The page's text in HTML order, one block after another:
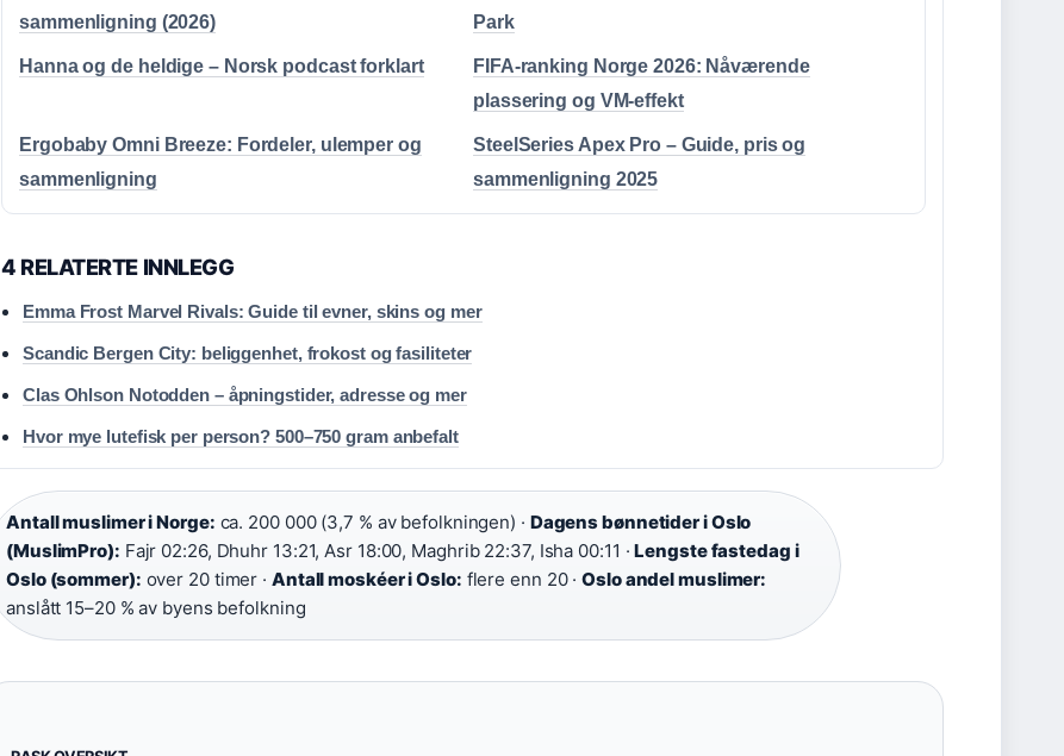
sammenligning (2026)
Park
Hanna og de heldige – Norsk podcast forklart
FIFA-ranking Norge 2026: Nåværende
plassering og VM-effekt
Ergobaby Omni Breeze: Fordeler, ulemper og
sammenligning
SteelSeries Apex Pro – Guide, pris og
sammenligning 2025
4 RELATERTE INNLEGG
Emma Frost Marvel Rivals: Guide til evner, skins og mer
Scandic Bergen City: beliggenhet, frokost og fasiliteter
Clas Ohlson Notodden – åpningstider, adresse og mer
Hvor mye lutefisk per person? 500–750 gram anbefalt
Antall muslimer i Norge: ca. 200 000 (3,7 % av befolkningen) · Dagens bønnetider i Oslo
(MuslimPro): Fajr 02:26, Dhuhr 13:21, Asr 18:00, Maghrib 22:37, Isha 00:11 ·Lengste fastedag i
Oslo (sommer): over 20 timer · Antall moskéer i Oslo: flere enn 20 ·Oslo andel muslimer:
anslått 15–20 % av byens befolkning